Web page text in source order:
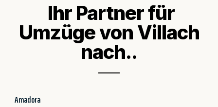
Ihr Partner für
Umzüge von Villach
nach..
Amadora